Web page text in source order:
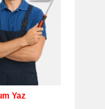
Yaz